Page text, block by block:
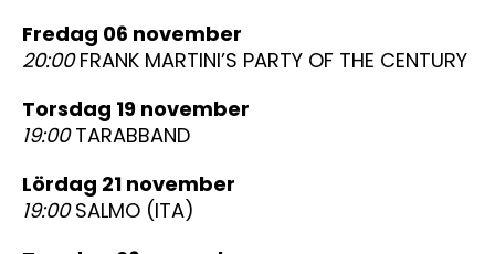
fredag 06 november
20:00FRANK MARTINI’S PARTY OF THE CENTURY
torsdag 19 november
19:00TARABBAND
lördag 21 november
19:00SALMO (ITA)